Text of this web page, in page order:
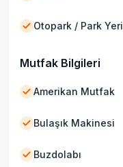
Otopark / Park Yeri
Mutfak Bilgileri
Amerikan Mutfak
Bulaşık Makinesi
Buzdolabı